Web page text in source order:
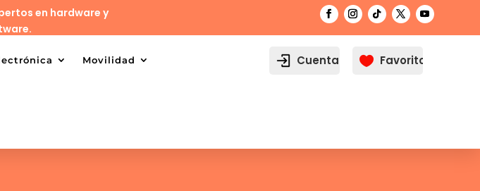
en hardware y
Movilidad Cuenta  Favoritos